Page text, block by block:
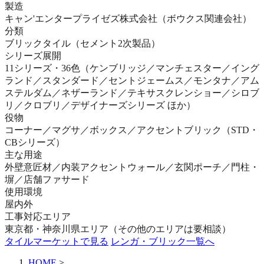
製造
キャン'エンタープライゼズ株式会社（ボウクス関連会社）
分類
ブリックタイル（セメント2次製品）
シリーズ展開
11シリーズ・36色（ケンブリッジ／マンチェスター／イング
ランド／スタンダード／セントジェームス／モンタナ／アム
ステルダム／ネザーランド／テキサスクレンショー／シロブ
リ／クロブリ／デザイナーズシリーズ ほか）
役物
コーナー／マグサ／ボックス／アクセントブリック（STD・
CBシリーズ）
主な用途
外壁意匠材／内装アクセントウォール／玄関ポーチ／門柱・
塀／店舗ファサード
使用環境
屋内外
工事対応エリア
東京都・神奈川県エリア（その他のエリアは要相談）
タイルマーケットで見る レンガ・ブリック一覧へ